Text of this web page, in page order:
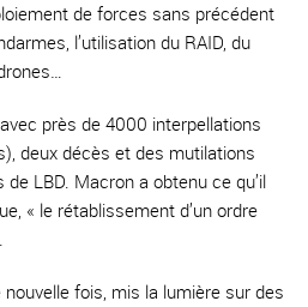
de forces sans précédent
l’utilisation du RAID, du
près de 4000 interpellations
deux décès et des mutilations
LBD. Macron a obtenu ce qu’il
« le rétablissement d’un ordre
fois, mis la lumière sur des